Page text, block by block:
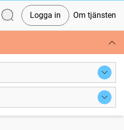
Logga in Om tjänsten